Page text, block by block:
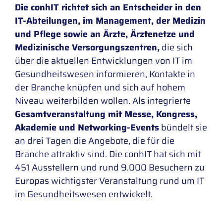
Die conhIT richtet sich an Entscheider in den
IT-Abteilungen, im Management, der Medizin
und Pflege sowie an Ärzte, Ärztenetze und
Medizinische Versorgungszentren,die sich
über die aktuellen Entwicklungen von IT im
Gesundheitswesen informieren, Kontakte in
der Branche knüpfen und sich auf hohem
Niveau weiterbilden wollen. Als integrierte
Gesamtveranstaltung mit Messe, Kongress,
Akademie und Networking-Eventsbündelt sie
an drei Tagen die Angebote, die für die
Branche attraktiv sind. Die conhIT hat sich mit
451 Ausstellern und rund 9.000 Besuchern zu
Europas wichtigster Veranstaltung rund um IT
im Gesundheitswesen entwickelt.